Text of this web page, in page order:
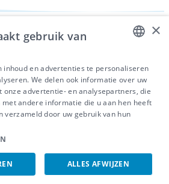
DUTCH
FRENCH
×
gebruik van
inhoud en advertenties te personaliseren
We delen ook informatie over uw
onze advertentie- en analysepartners, die
andere informatie die u aan hen heeft
verzameld door uw gebruik van hun
ALLES AFWIJZEN